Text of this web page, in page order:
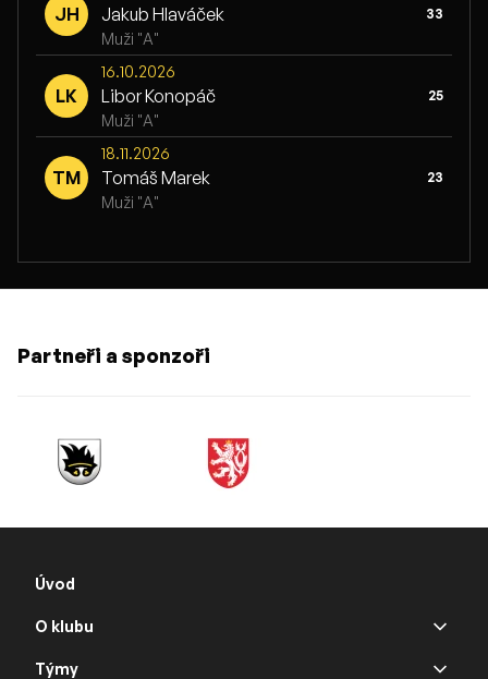
JH Jakub Hlaváček
Muži "A"
33
LK
16.10.2026
Libor Konopáč
Muži "A"
25
TM
18.11.2026
Tomáš Marek
Muži "A"
23
Partneři a sponzoři
Úvod
O klubu
Týmy